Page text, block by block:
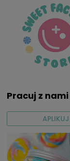
Pracuj z nami
APLIKUJ